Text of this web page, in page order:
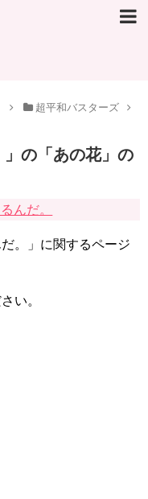
超平和バスターズ
」の「あの花」の
んだ。
。」に関するページ
い。